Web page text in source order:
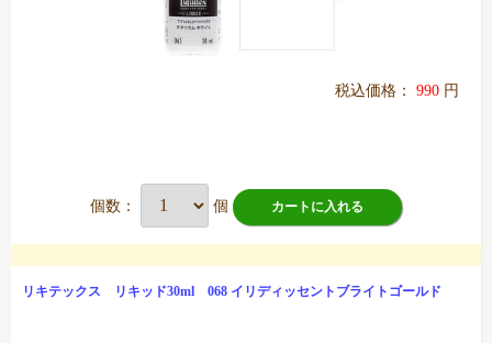
税込価格： 990 円
個数： 個 カートに入れる
リキテックス リキッド30ml 068 イリディッセントブライトゴールド